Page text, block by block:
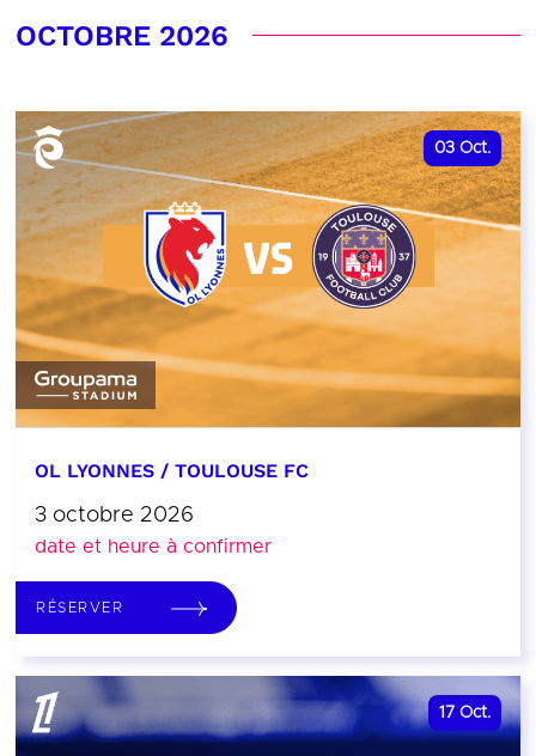
OCTOBRE 2026
03 Oct.
OL LYONNES / TOULOUSE FC
3 octobre 2026
date et heure à confirmer
RÉSERVER
17 Oct.